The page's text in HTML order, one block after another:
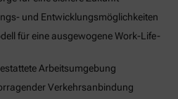
und Entwicklungsmöglichkeiten
für eine ausgewogene Work-Life-
Arbeitsumgebung
Verkehrsanbindung